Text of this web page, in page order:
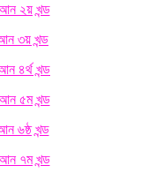
২য় খন্ড
৩য় খন্ড
৪র্থ খন্ড
৫ম খন্ড
৬ষ্ঠ খন্ড
৭ম খন্ড